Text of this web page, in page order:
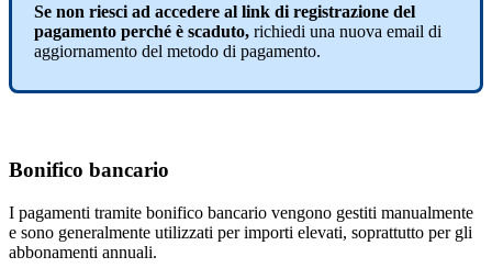
Se non riesci ad accedere al link di registrazione del
pagamento perché è scaduto, richiedi una nuova email di
aggiornamento del metodo di pagamento.
Bonifico bancario
I pagamenti tramite bonifico bancario vengono gestiti manualmente
e sono generalmente utilizzati per importi elevati, soprattutto per gli
abbonamenti annuali.